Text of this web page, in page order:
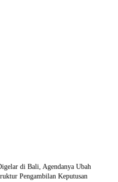
di Bali, Agendanya Ubah
Struktur Pengambilan Keputusan